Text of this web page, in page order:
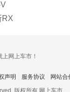
RX
声明 服务协议
网站合
版权所有 网上车市